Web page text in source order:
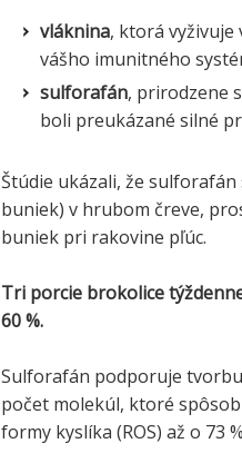
vláknina, ktorá
vášho imunitného
sulforafán, prirodzene
boli preukázané silné
Štúdie ukázali, že
buniek) v hrubom čreve,
buniek pri rakovine pľúc.
Tri porcie brokolice
60 %.
Sulforafán podporuje
počet molekúl, ktoré
formy kyslíka (ROS) až o 73